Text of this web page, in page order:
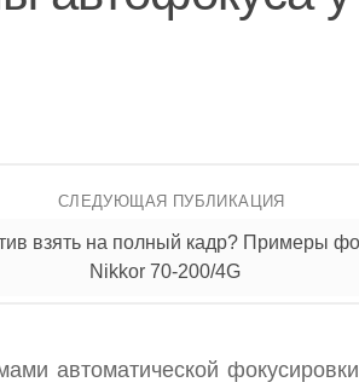
СЛЕДУЮЩАЯ ПУБЛИКАЦИЯ
взять на полный кадр? Примеры
Nikkor 70-200/4G
автоматической